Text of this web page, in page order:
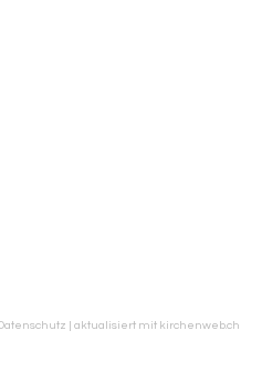
| aktualisiert mit kirchenweb.ch